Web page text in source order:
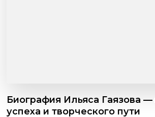
Биография Ильяса Гаязова —
успеха и творческого пути